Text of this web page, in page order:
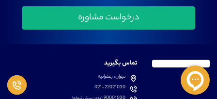
تماس بگیرید
تهران، زعفرانیه
021-22021030